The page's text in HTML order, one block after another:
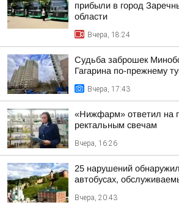
прибыли в город
области
Вчера, 18:24
Судьба заброшек
Гагарина по-прежнему
Вчера, 17:43
«Нижфарм» ответил на
ректальным свечам
Вчера, 16:26
25 нарушений
автобусах,
Вчера, 20:43